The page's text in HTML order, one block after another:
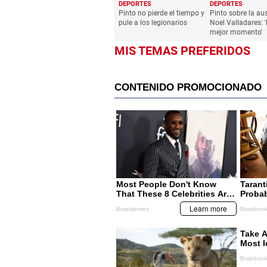
DEPORTES
Pinto no pierde el tiempo y
pule a los legionarios
DEPORTES
Pinto sobre la
Noel Valladares:
mejor momento'
MIS TEMAS PREFERIDOS